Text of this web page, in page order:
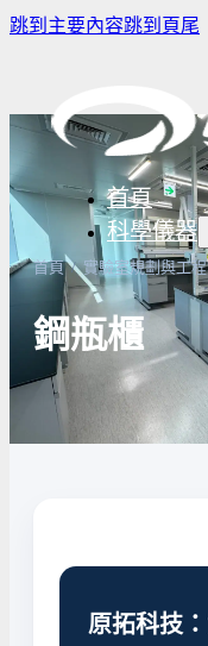
跳到主要內容跳到頁尾
首頁
科學儀器
樣品濃縮/乾
微量分注吸管
實驗室攪拌器
首頁 / 實驗室規劃與工程
鋼瓶櫃
原拓科技